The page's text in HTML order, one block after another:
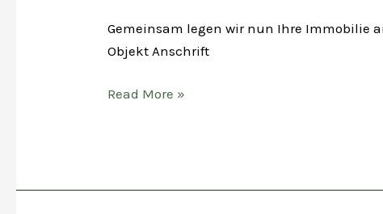
Gemeinsam legen wir nun Ihre Immobilie
Objekt Anschrift
Immobilie
Read More »